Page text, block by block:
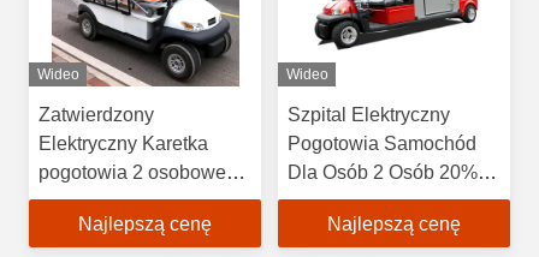
Wideo
Zatwierdzony
Elektryczny Karetka
pogotowia 2 osobowe
3,7KW Karetka
pogotowia
Najlepszą cenę
Wideo
Szpital Elektryczny
Pogotowia Samochód
Dla Osób 2 Osób 20%
Zdolności do Climbling
Najlepszą cenę